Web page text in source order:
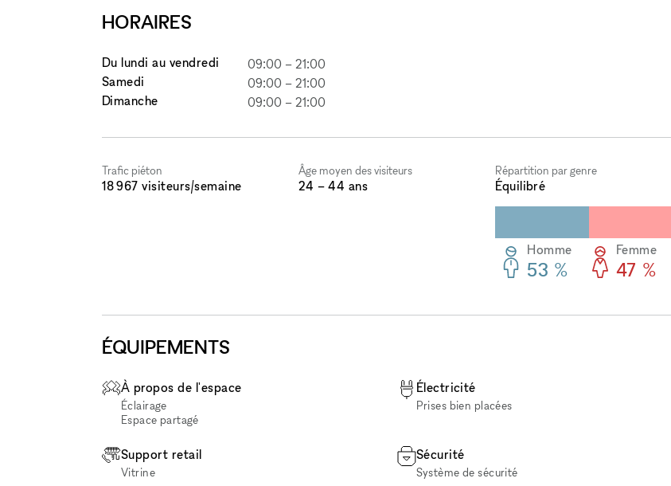
HORAIRES
Du lundi au vendredi 09:00 –21:00
Samedi
09:00 –21:00
Dimanche
09:00 –21:00
Trafic piéton
18 967 visiteurs/semaine
Âge moyen des visiteurs
24 – 44 ans
Répartition par genre
Équilibré
Femme
47 %
Homme
53 %
ÉQUIPEMENTS
À propos de l'espace
Éclairage
Espace partagé
Électricité
Prises bien placées
Support retail
Vitrine
Sécurité
Système de sécurité